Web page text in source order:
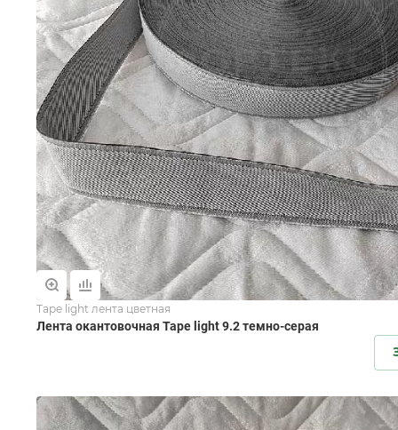
Tape light лента цветная
Лента окантовочная Tape light 9.2 темно-серая